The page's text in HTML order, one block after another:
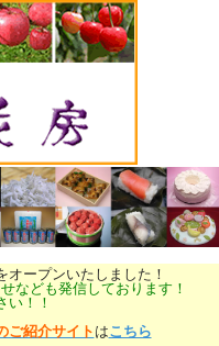
ープンいたしました！
なども発信しております！
い！！
紹介サイト はこちら